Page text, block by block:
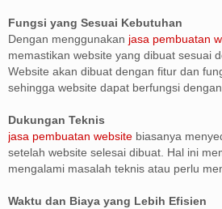
Fungsi yang Sesuai Kebutuhan
Dengan menggunakan jasa pembuatan
memastikan website yang dibuat sesuai
Website akan dibuat dengan fitur dan
sehingga website dapat berfungsi dengan
Dukungan Teknis
jasa pembuatan website biasanya
setelah website selesai dibuat. Hal ini
mengalami masalah teknis atau perlu
Waktu dan Biaya yang Lebih Efisien